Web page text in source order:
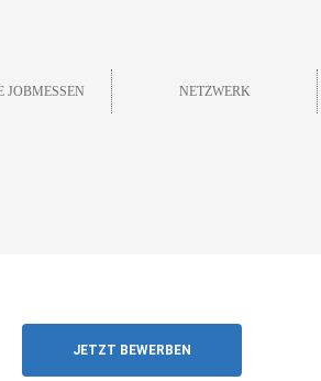
JOBMESSEN NETZWERK
JETZT BEWERBEN